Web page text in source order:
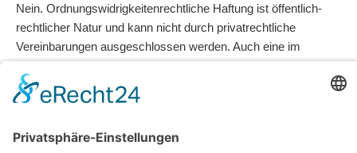
Nein. Ordnungswidrigkeitenrechtliche Haftung ist öffentlich-
rechtlicher Natur und kann nicht durch privatrechtliche
Vereinbarungen ausgeschlossen werden. Auch eine im
Anstellungsvertrag enthaltene Haftungsfreistellungsklausel
entfaltet keine Wirkung gegenüber der Bußgeldbehörde. Das
Unternehmen kann dem Beauftragten im Innenverhältnis zwar
— ob diese Zusage im Ernstfall werthaltig ist, hängt von der